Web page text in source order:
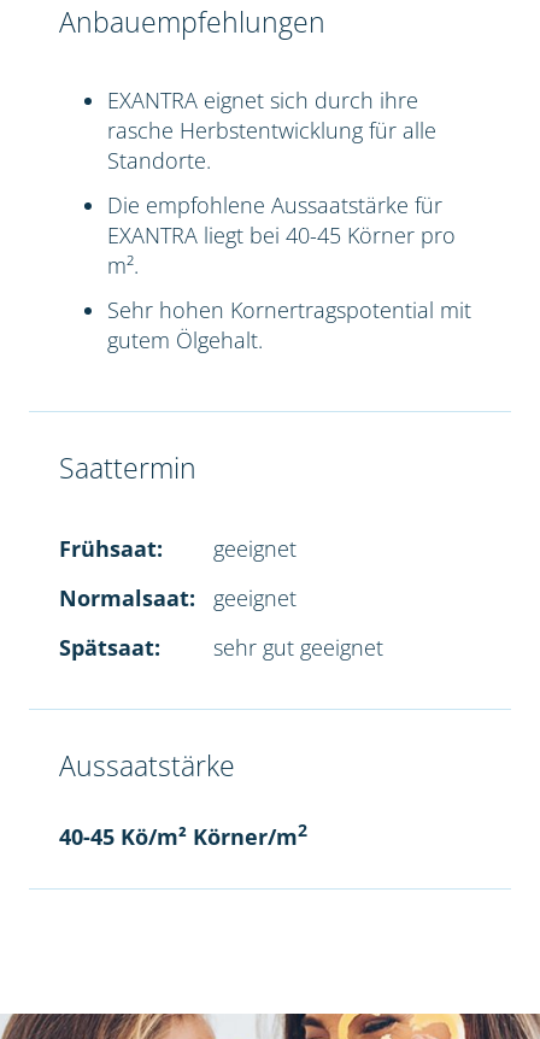
Anbauempfehlungen
EXANTRA eignet sich durch ihre
rasche Herbstentwicklung für alle
Standorte.
Die empfohlene Aussaatstärke für
EXANTRA liegt bei 40-45 Körner pro
m².
Sehr hohen Kornertragspotential mit
gutem Ölgehalt.
Saattermin
Frühsaat:
geeignet
Normalsaat:
geeignet
Spätsaat:
sehr gut geeignet
Aussaatstärke
40-45 Kö/m² Körner/m2